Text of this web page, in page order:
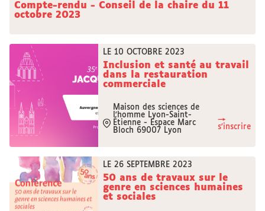
Compte-rendu - Conseil de la chaire du 11
octobre 2023
LE 10 OCTOBRE 2023
Inclusion et santé au travail
dans la restauration
commerciale
Maison des sciences de
l'homme Lyon-Saint-
Étienne - Espace Marc
Bloch 69007 Lyon
→
s'inscrire
LE 26 SEPTEMBRE 2023
50 ans de travaux sur le
genre en sciences humaines
et sociales